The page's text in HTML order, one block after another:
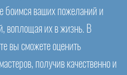
боимся ваших пожеланий и
воплощая их в жизнь. В
вы сможете оценить
получив качественно и